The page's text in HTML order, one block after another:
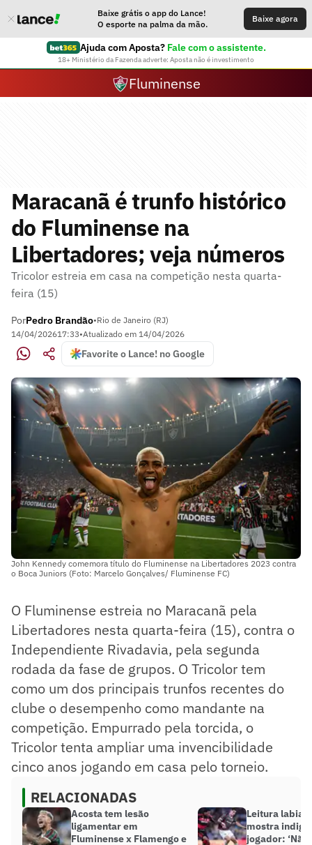
Baixe grátis o app do Lance!
O esporte na palma da mão.
Baixe agora
Ajuda com Aposta? Fale com o assistente.
18+ Ministério da Fazenda adverte: Aposta não é investimento
Fluminense
Maracanã é trunfo histórico
do Fluminense na
Libertadores; veja números
Tricolor estreia em casa na competição nesta quarta-
feira (15)
PorPedro Brandão•Rio de Janeiro (RJ)
14/04/202617:33•Atualizado em 14/04/2026
Favorite o Lance! no Google
John Kennedy comemora título do Fluminense na Libertadores 2023 contra
o Boca Juniors (Foto: Marcelo Gonçalves/ Fluminense FC)
O Fluminense estreia no Maracanã pela
Libertadores nesta quarta-feira (15), contra o
Independiente Rivadavia, pela segunda
rodada da fase de grupos. O Tricolor tem
como um dos principais trunfos recentes do
clube o desempenho como mandante na
competição. Empurrado pela torcida, o
Tricolor tenta ampliar uma invencibilidade
cinco anos jogando em casa pelo torneio.
RELACIONADAS
Acosta tem lesão
ligamentar em
Fluminense x Flamengo e
Leitura labial
mostra
jogador: ‘Não